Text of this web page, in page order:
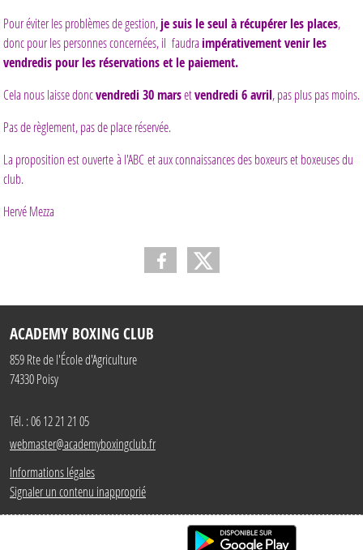
Pour éviter les problèmes de gestion,je suis le seul à récupérer les places,
donc pour les personnes concernées, il faudraimpérativement venir les
vendredis pour les réservations et le paiement.
Cela nous laisse doncvendredi 30 marsetvendredi 6 avril, pas plus pas moins.
Pas de règlement, pas de place réservée.
La proposition est ouverte à l'ABC et aux connaissances des boxeurs et boxeuses du
club.
Hervé Mezza
ACADEMY BOXING CLUB
859 Rte de l'École d'Agriculture
74330Poisy
Tél. :06 12 21 21 05
webmaster@academyboxingclub.fr
Informations légales
Signaler un contenu inapproprié